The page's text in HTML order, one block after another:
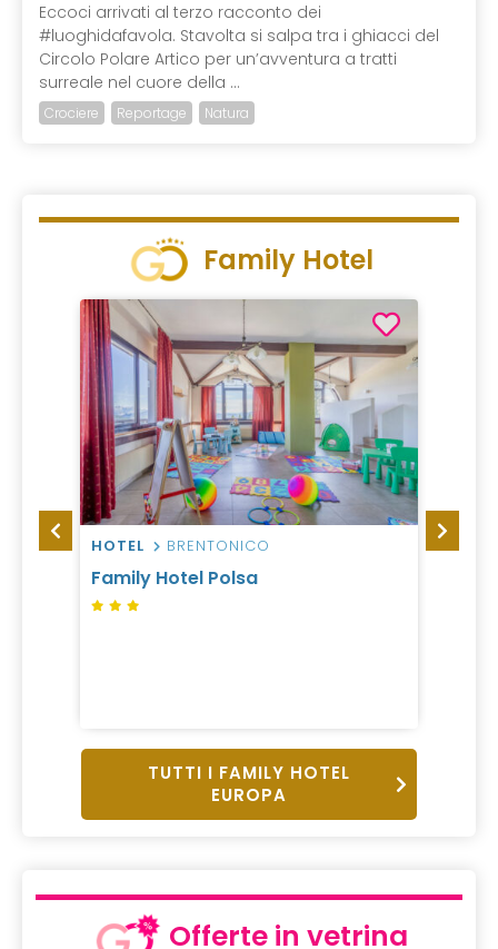
Eccoci arrivati al terzo racconto dei
#luoghidafavola. Stavolta si salpa tra i ghiacci del
Circolo Polare Artico per un’avventura a tratti
surreale nel cuore della ...
Crociere Reportage Natura
Family Hotel
HOTEL BRENTONICO
Family Hotel Polsa
HOTEL
TUTTI I FAMILY HOTEL
EUROPA
Offerte in vetrina